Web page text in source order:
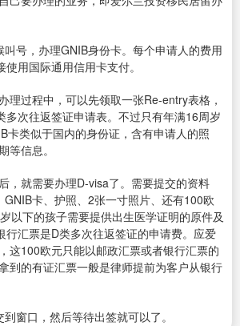
号，办理GNIB身份卡。每个申请人的费用
用国际通用信用卡支付。
理过程中，可以先领取一张Re-entry表格，
多次往返签证申请表。不过只有年满16周岁
卡类似于国内的身份证，含有申请人的照
等信息。
，就需要办理D-visa了。需要提交的资料
卡、护照、2张一寸照片、还有100欧
以下的孩子需要提供出生医学证明的原件及
行汇票是D类多次往返签证的申请费。应爱
这100欧元只能以邮政汇票或者银行汇票的
到的有证汇票一般是律师提前为客户从银行
窗口，然后等待出签就可以了。